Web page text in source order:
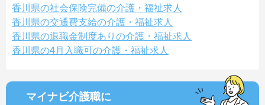
香川県の社会保険完備の介護・福祉求人
香川県の交通費支給の介護・福祉求人
香川県の退職金制度ありの介護・福祉求人
香川県の4月入職可の介護・福祉求人
マイナビ介護職に